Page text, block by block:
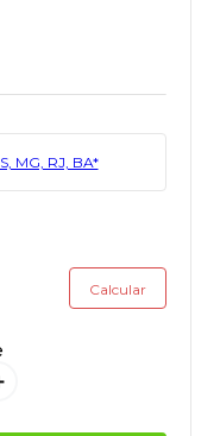
MG, RJ, BA*